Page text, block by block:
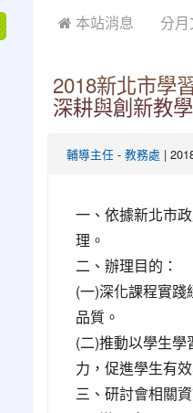
 本站消息 分月
2018新北市學
深耕與創新教
輔導主任 - 教務處 |
一、依據新北市
理。
二、辦理目的：
(一)深化課程實
品質。
(二)推動以學生
力，促進學生有
三、研討會相關